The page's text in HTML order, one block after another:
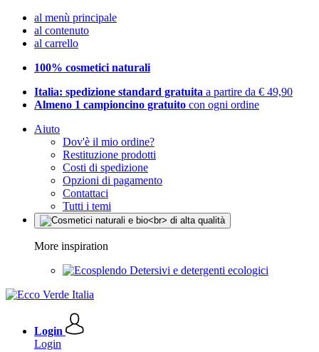
al menù principale
al contenuto
al carrello
100% cosmetici naturali
Italia: spedizione standard gratuita a partire da € 49,90
Almeno 1 campioncino gratuito con ogni ordine
Aiuto
Dov'è il mio ordine?
Restituzione prodotti
Costi di spedizione
Opzioni di pagamento
Contattaci
Tutti i temi
More inspiration
Detersivi e detergenti ecologici
Login
Login